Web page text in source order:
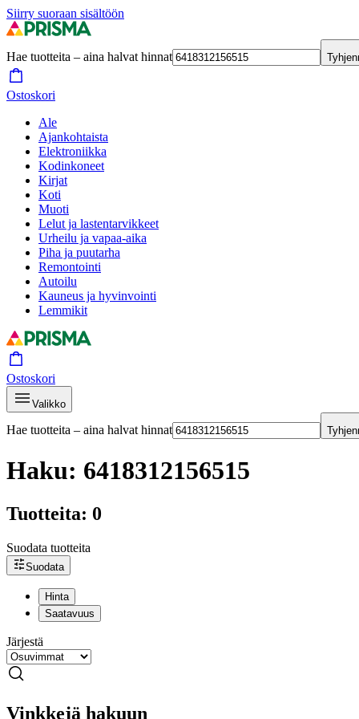
Siirry suoraan sisältöön
Hae tuotteita – aina halvat hinnat
Ostoskori
Ale
Ajankohtaista
Elektroniikka
Kodinkoneet
Kirjat
Koti
Muoti
Lelut ja lastentarvikkeet
Urheilu ja vapaa-aika
Piha ja puutarha
Remontointi
Autoilu
Kauneus ja hyvinvointi
Lemmikit
Ostoskori
Valikko
Hae tuotteita – aina halvat hinnat
Haku: 6418312156515
Tuotteita: 0
Suodata tuotteita
Suodata
Hinta
Saatavuus
Järjestä
Vinkkejä hakuun